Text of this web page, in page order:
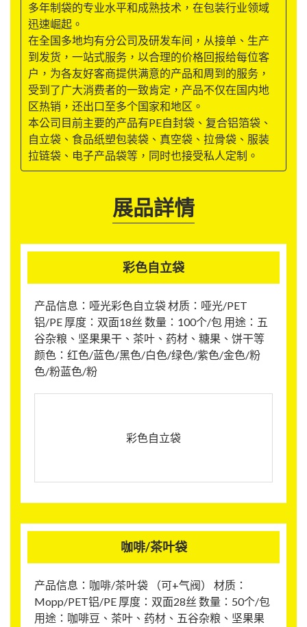
多年制袋的专业水平和成熟技术，在包装行业领域
迅速崛起。
在全国多地均有分公司及研发车间，从接单、生产
到发货，一站式服务，以合理的价格回报给每位客
户，为各友好客商提供满意的产品和周到的服务，
受到了广大消费者的一致肯定，产品不仅在国内地
区热销，还出口至多个国家和地区。
本公司目前主要的产品有PE自封袋、复合铝箔袋、
自立袋、食品纸塑包装袋、真空袋、拉骨袋、服装
拉链袋、电子产品袋等，同时也接受私人定制。
展品詳情
彩色自立袋
产品信息：哑光彩色自立袋 材质：哑光/PET
铝/PE 厚度：双面18丝 数量：100个/包 用途：五
谷杂粮、坚果果干、茶叶、药材、糖果、饼干等
颜色：红色/蓝色/黑色/白色/绿色/紫色/金色/粉
色/粉蓝色/粉
彩色自立袋
咖啡/茶叶袋
产品信息：咖啡/茶叶袋 （可+气阀） 材质：
Mopp/PET铝/PE 厚度：双面28丝 数量：50个/包
用途：咖啡豆、茶叶、药材、五谷杂粮、坚果果